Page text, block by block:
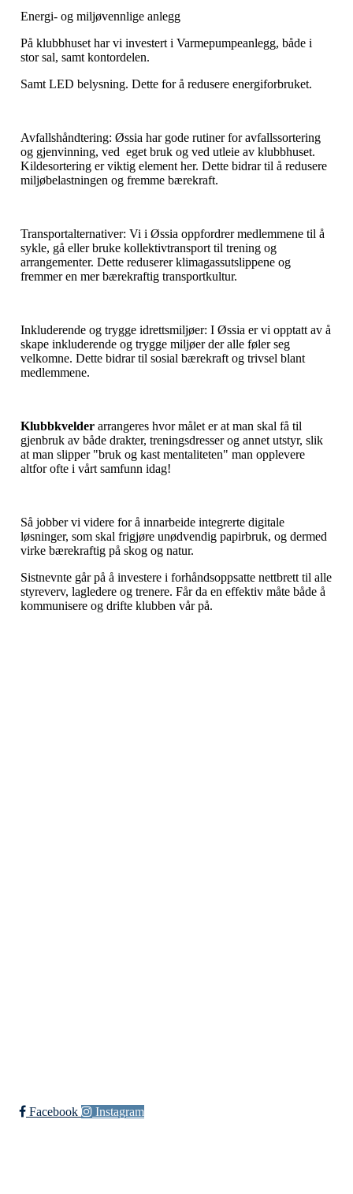
Energi- og miljøvennlige anlegg
På klubbhuset har vi investert i Varmepumpeanlegg, både i
stor sal, samt kontordelen.
Samt LED belysning. Dette for å redusere energiforbruket.
Avfallshåndtering: Øssia har gode rutiner for avfallssortering
og gjenvinning, ved eget bruk og ved utleie av klubbhuset.
Kildesortering er viktig element her. Dette bidrar til å redusere
miljøbelastningen og fremme bærekraft.
Transportalternativer: Vi i Øssia oppfordrer medlemmene til å
sykle, gå eller bruke kollektivtransport til trening og
arrangementer. Dette reduserer klimagassutslippene og
fremmer en mer bærekraftig transportkultur.
Inkluderende og trygge idrettsmiljøer: I Øssia er vi opptatt av å
skape inkluderende og trygge miljøer der alle føler seg
velkomne. Dette bidrar til sosial bærekraft og trivsel blant
medlemmene.
Klubbkvelder arrangeres hvor målet er at man skal få til
gjenbruk av både drakter, treningsdresser og annet utstyr, slik
at man slipper "bruk og kast mentaliteten" man opplevere
altfor ofte i vårt samfunn idag!
Så jobber vi videre for å innarbeide integrerte digitale
løsninger, som skal frigjøre unødvendig papirbruk, og dermed
virke bærekraftig på skog og natur.
Sistnevnte går på å investere i forhåndsoppsatte nettbrett til alle
styreverv, lagledere og trenere. Får da en effektiv måte både å
kommunisere og drifte klubben vår på.
Facebook Instagram